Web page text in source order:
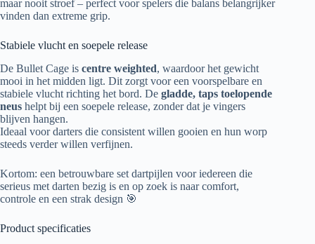
maar nooit stroef – perfect voor spelers die balans belangrijker
vinden dan extreme grip.
Stabiele vlucht en soepele release
De Bullet Cage is centre weighted, waardoor het gewicht
mooi in het midden ligt. Dit zorgt voor een voorspelbare en
stabiele vlucht richting het bord. De gladde, taps toelopende
neus helpt bij een soepele release, zonder dat je vingers
blijven hangen.
Ideaal voor darters die consistent willen gooien en hun worp
steeds verder willen verfijnen.
Kortom: een betrouwbare set dartpijlen voor iedereen die
serieus met darten bezig is en op zoek is naar comfort,
controle en een strak design 🎯
Product specificaties